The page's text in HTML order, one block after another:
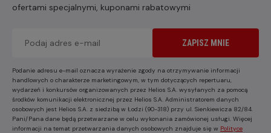
ofertami specjalnymi, kuponami rabatowymi
ZAPISZ MNIE
Podanie adresu e-mail oznacza wyrażenie zgody na otrzymywanie informacji
handlowych o charakterze marketingowym, w tym dotyczących repertuaru,
wydarzeń i konkursów organizowanych przez Helios S.A. wysyłanych za pomocą
środków komunikacji elektronicznej przez Helios S.A. Administratorem danych
osobowych jest Helios S.A. z siedzibą w Łodzi (90-318) przy ul. Sienkiewicza 82/84.
Pani/Pana dane będą przetwarzane w celu wykonania zamówionej usługi. Więcej
informacji na temat przetwarzania danych osobowych znajduje się w Polityce